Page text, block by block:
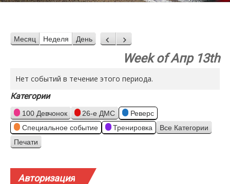
Месяц Неделя День Назад
Вперед
Week of Апр 13th
Нет событий в течение этого периода.
Категории
100 Девчонок 26-е ДМС
Реверс
Специальное событие
Тренировка Все Категории
Просмотр
Печати
Авторизация